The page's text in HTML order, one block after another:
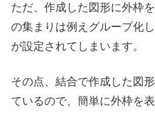
ただ、作成した図形に外枠
の集まりは例えグループ化
が設定されてしまいます。
その点、結合で作成した図
ているので、簡単に外枠を